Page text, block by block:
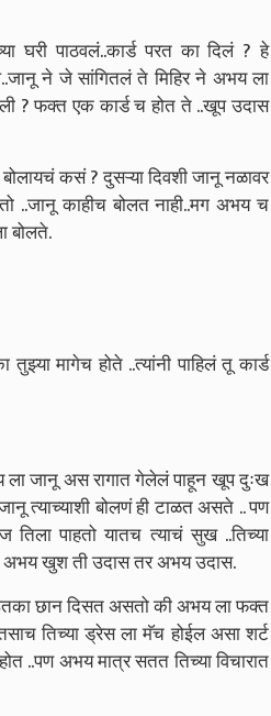
पाठवलं..कार्ड परत का दिलं ? हे
ने जे सांगितलं ते मिहिर ने अभय ला
? फक्त एक कार्ड च होत ते ..खूप उदास
कसं ? दुसऱ्या दिवशी जानू नळावर
..जानू काहीच बोलत नाही..मग अभय च
बोलते.
मागेच होते ..त्यांनी पाहिलं तू कार्ड
जानू अस रागात गेलेलं पाहून खूप दुःख
त्याच्याशी बोलणं ही टाळत असते .. पण
तिला पाहतो यातच त्याचं सुख ..तिच्या
अभय खुश ती उदास तर अभय उदास.
इतका छान दिसत असतो की अभय ला फक्त
तिच्या ड्रेस ला मॅच होईल असा शर्ट
अभय मात्र सतत तिच्या विचारात